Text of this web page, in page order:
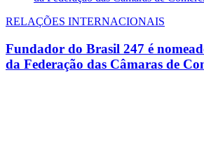
RELAÇÕES INTERNACIONAIS
Fundador do Brasil 247 é
da Federação das Câmaras de